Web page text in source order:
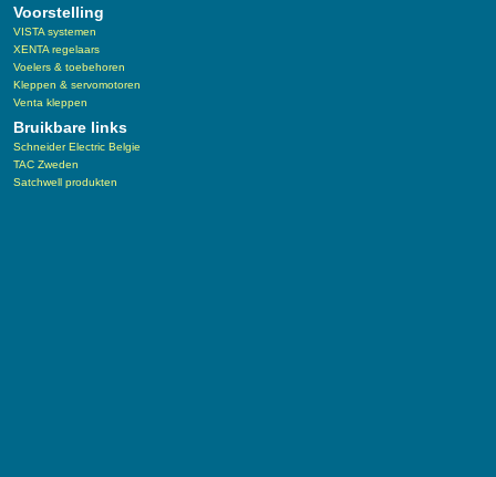
Voorstelling
VISTA systemen
XENTA regelaars
Voelers & toebehoren
Kleppen & servomotoren
Venta kleppen
Bruikbare links
Schneider Electric Belgie
TAC Zweden
Satchwell produkten